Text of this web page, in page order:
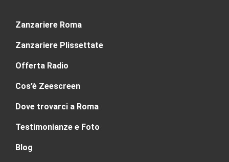
Zanzariere Roma
Zanzariere Plissettate
Offerta Radio
Cos’è Zeescreen
Dove trovarci a Roma
Testimonianze e Foto
Blog